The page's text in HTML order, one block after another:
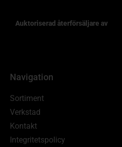
Auktoriserad återförsäljare av
Navigation
Sortiment
Verkstad
Kontakt
Integritetspolicy